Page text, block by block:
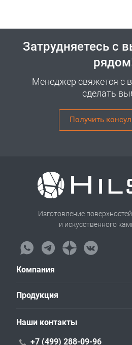
Затрудняетесь с
Менеджер свяжется с
сделать
Получить
Изготовление
и искусственного
Компания
Продукция
Наши контакты
+7 (499) 288-09-96